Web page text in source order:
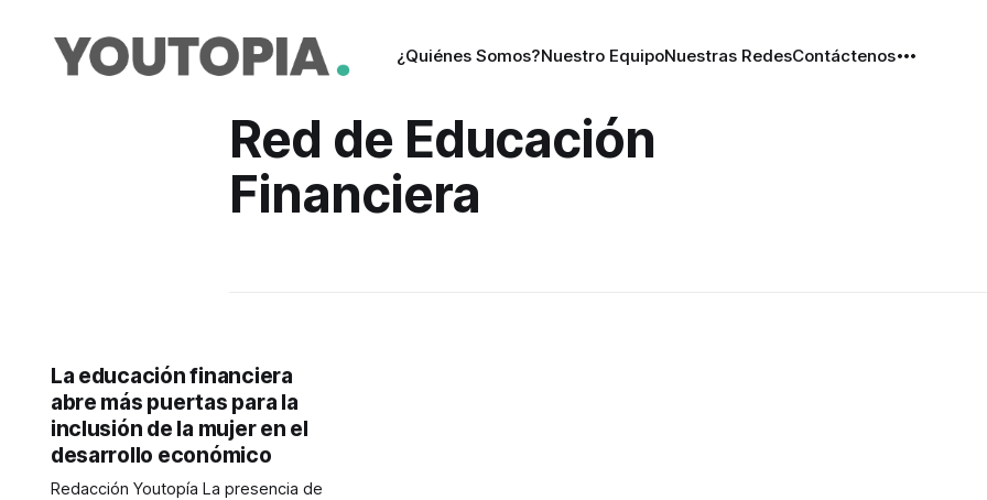
¿Quiénes Somos?Nuestro EquipoNuestras RedesContáctenos
Red de Educación
Financiera
La educación financiera
abre más puertas para la
inclusión de la mujer en el
desarrollo económico
Redacción Youtopía La presencia de